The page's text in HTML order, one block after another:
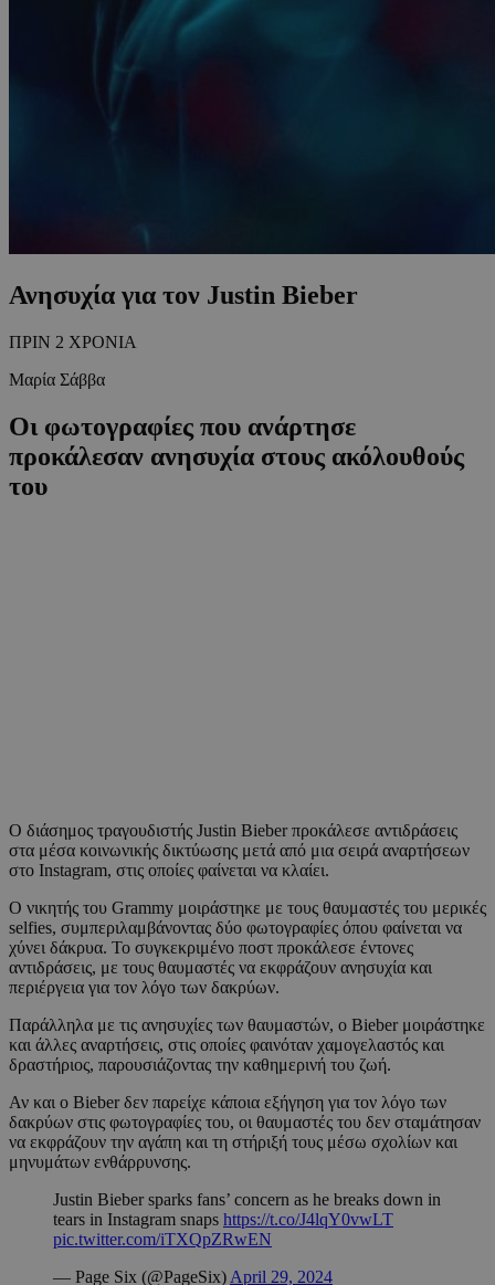
Ανησυχία για τον Justin Bieber
ΠΡΙΝ 2 ΧΡΟΝΙΑ
Μαρία Σάββα
Οι φωτογραφίες που ανάρτησε
προκάλεσαν ανησυχία στους ακόλουθούς
του
Ο διάσημος τραγουδιστής Justin Bieber προκάλεσε αντιδράσεις
στα μέσα κοινωνικής δικτύωσης μετά από μια σειρά αναρτήσεων
στο Instagram, στις οποίες φαίνεται να κλαίει.
Ο νικητής του Grammy μοιράστηκε με τους θαυμαστές του μερικές
selfies, συμπεριλαμβάνοντας δύο φωτογραφίες όπου φαίνεται να
χύνει δάκρυα. Το συγκεκριμένο ποστ προκάλεσε έντονες
αντιδράσεις, με τους θαυμαστές να εκφράζουν ανησυχία και
περιέργεια για τον λόγο των δακρύων.
Παράλληλα με τις ανησυχίες των θαυμαστών, ο Bieber μοιράστηκε
και άλλες αναρτήσεις, στις οποίες φαινόταν χαμογελαστός και
δραστήριος, παρουσιάζοντας την καθημερινή του ζωή.
Αν και ο Bieber δεν παρείχε κάποια εξήγηση για τον λόγο των
δακρύων στις φωτογραφίες του, οι θαυμαστές του δεν σταμάτησαν
να εκφράζουν την αγάπη και τη στήριξή τους μέσω σχολίων και
μηνυμάτων ενθάρρυνσης.
Justin Bieber sparks fans’ concern as he breaks down in
tears in Instagram snaps https://t.co/J4lqY0vwLT
pic.twitter.com/iTXQpZRwEN
— Page Six (@PageSix)April 29, 2024